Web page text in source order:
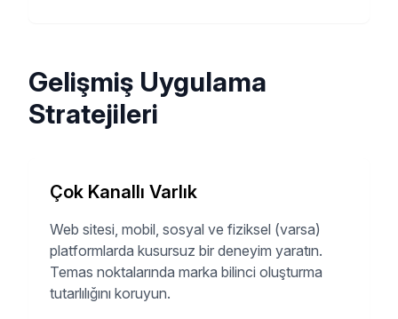
Gelişmiş Uygulama
Stratejileri
Çok Kanallı Varlık
Web sitesi, mobil, sosyal ve fiziksel (varsa)
platformlarda kusursuz bir deneyim yaratın.
Temas noktalarında marka bilinci oluşturma
tutarlılığını koruyun.